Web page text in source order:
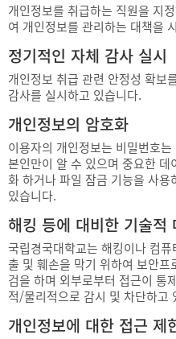
개인정보를 취급하는 직원을 지
여 개인정보를 관리하는 대책을
정기적인 자체 감사 실시
개인정보 취급 관련 안정성 확보
감사를 실시하고 있습니다.
개인정보의 암호화
이용자의 개인정보는 비밀번호
본인만이 알 수 있으며 중요한
화 하거나 파일 잠금 기능을 사
있습니다.
해킹 등에 대비한 기술적
국립경국대학교는 해킹이나 컴
출 및 훼손을 막기 위하여 보안프
검을 하며 외부로부터 접근이 통
적/물리적으로 감시 및 차단하고
개인정보에 대한 접근 제